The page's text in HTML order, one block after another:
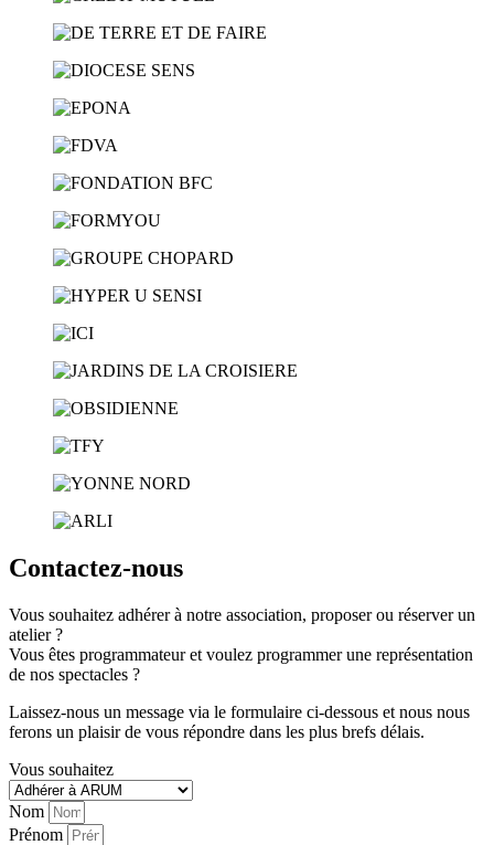
Contactez-nous
Vous souhaitez adhérer à notre association, proposer ou réserver un
atelier ?
Vous êtes programmateur et voulez programmer une représentation
de nos spectacles ?
Laissez-nous un message via le formulaire ci-dessous et nous nous
ferons un plaisir de vous répondre dans les plus brefs délais.
Vous souhaitez
Nom
Prénom